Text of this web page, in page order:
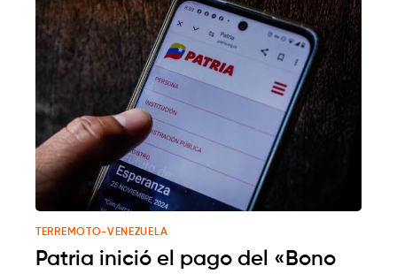
TERREMOTO-VENEZUELA
Patria inició el pago del «Bono